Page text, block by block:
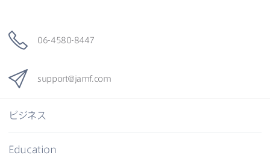
06-4580-8447
support@jamf. com
ビジネス
Education